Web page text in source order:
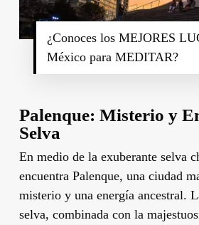
¿Conoces los MEJORES
México para MEDITAR?
Palenque: Misterio y
Selva
En medio de la exuberante selva
encuentra Palenque, una ciudad
misterio y una energía ancestral.
selva, combinada con la